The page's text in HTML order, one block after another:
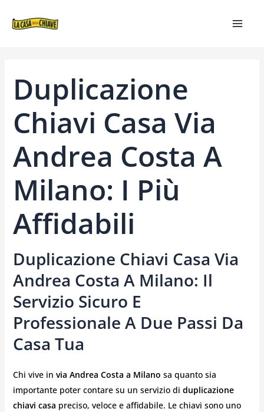
Duplicazione
Chiavi Casa Via
Andrea Costa A
Milano: I Più
Affidabili
Duplicazione Chiavi Casa Via
Andrea Costa A Milano: Il
Servizio Sicuro E
Professionale A Due Passi Da
Casa Tua
Chi vive in via Andrea Costa a Milano sa quanto sia
importante poter contare su un servizio di duplicazione
chiavi casa preciso, veloce e affidabile. Le chiavi sono uno
ARTICOLI